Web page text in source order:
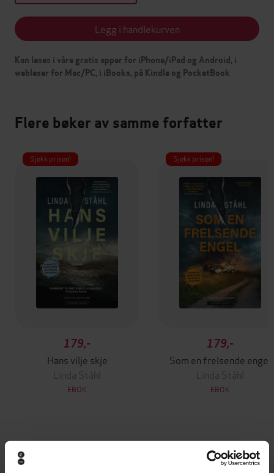
Legg i handlekurven
Kan leses i våre gratis apper for iPhone/iPad og Android, i
webleser for Mac/PC, i iBooks, på Kindle og PocketBook
Flere bøker av samme forfatter
Sjekk prisen!
179,-
Hans vilje skje
Linda Ståhl
EBOK
Sjekk prisen!
179,-
Som en frelsende engel
Linda Ståhl
EBOK
Andre har også kjøpt